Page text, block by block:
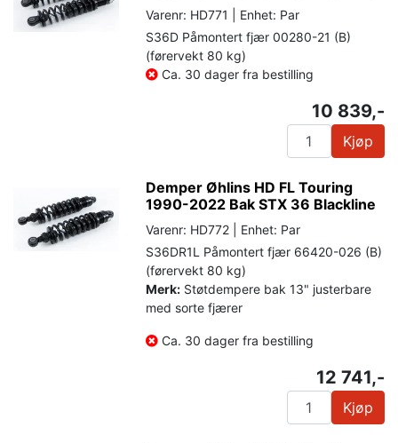
Varenr: HD771 | Enhet: Par
S36D Påmontert fjær 00280-21 (B)
(førervekt 80 kg)
Ca. 30 dager fra bestilling
10 839,-
Kjøp
Demper Øhlins HD FL Touring
1990-2022 Bak STX 36 Blackline
Varenr: HD772 | Enhet: Par
S36DR1L Påmontert fjær 66420-026 (B)
(førervekt 80 kg)
Merk: Støtdempere bak 13" justerbare
med sorte fjærer
Ca. 30 dager fra bestilling
12 741,-
Kjøp